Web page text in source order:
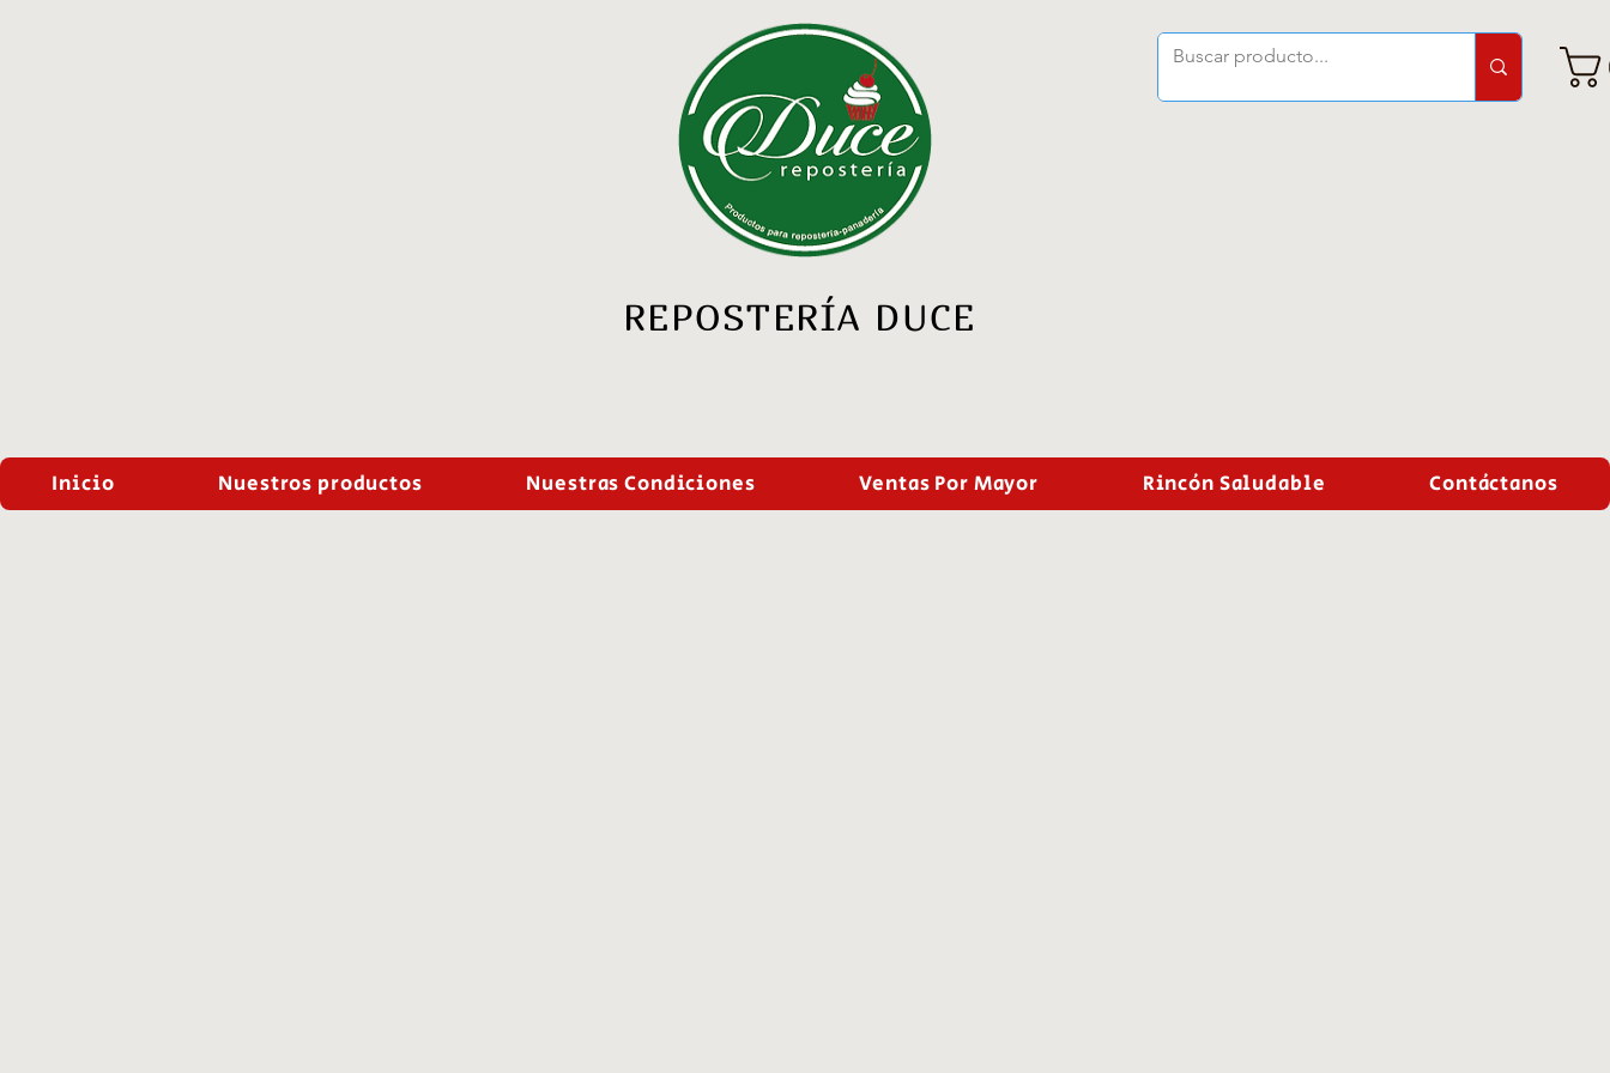
REPOSTERÍA DUCE
Inicio Nuestros productos Nuestras Condiciones Ventas Por Mayor Rincón Saludable Contáctanos